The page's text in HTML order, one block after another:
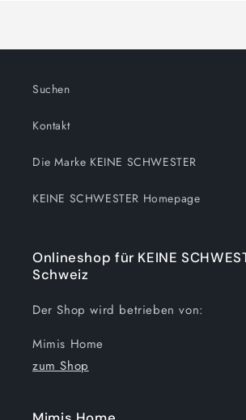
Suchen
Kontakt
Die Marke KEINE SCHWESTER
KEINE SCHWESTER Homepage
Onlineshop für KEINE
Schweiz
Der Shop wird betrieben von:
Mimis Home
zum Shop